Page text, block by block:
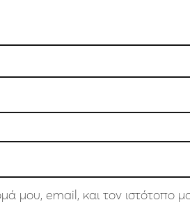
μου, email, και τον ιστότοπο